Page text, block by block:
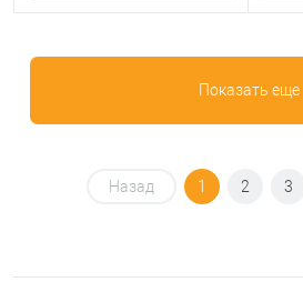
Показать еще
Назад 1 2 3